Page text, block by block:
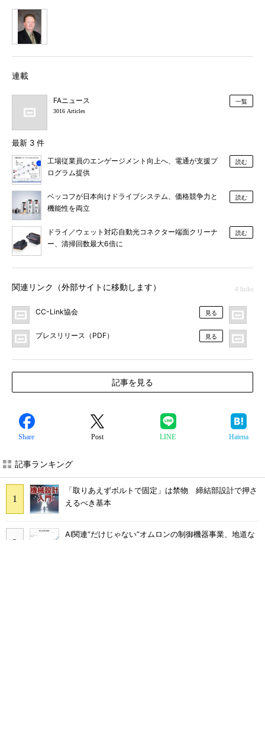
連載
FAニュース
3016 Articles
一覧
最新 3 件
工場従業員のエンゲージメント向上へ、電通が支援プ
ログラム提供
読む
ベッコフが日本向けドライブシステム、価格競争力と
機能性を両立
読む
ドライ／ウェット対応自動光コネクター端面クリーナ
ー、清掃回数最大6倍に
読む
関連リンク（外部サイトに移動します） 4 links
CC-Link協会 見る
プレスリリース（PDF） 見る
記事を見る
Share Post LINE Hatena
記事ランキング
「取りあえずボルトで固定」は禁物 締結部設計で押さ
えるべき基本
AI関連“だけじゃない”オムロンの制御機器事業、地道な